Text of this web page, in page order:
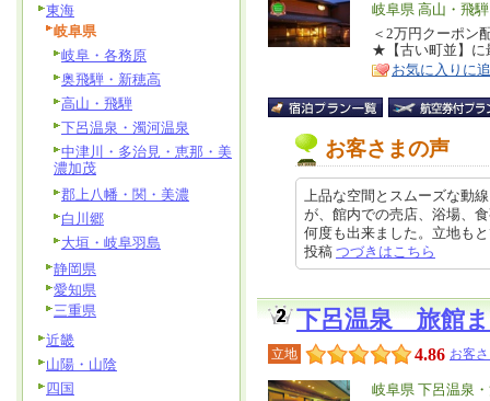
エ
リ
ア
岐阜県 高山・飛騨
特
徴
＜2万円クーポン
★【古い町並】に
お気に入りに
お客さまの声
上品な空間とスムーズな動
が、館内での売店、浴場、
何度も出来ました。立地も
投稿 つづきはこちら
下呂温泉 旅館
立地 4.86 お客
エ
岐阜県 下呂温泉
東海
岐阜県
岐阜・各務原
奥飛騨・新穂高
高山・飛騨
下呂温泉・濁河温泉
中津川・多治見・恵那・美
濃加茂
郡上八幡・関・美濃
白川郷
大垣・岐阜羽島
静岡県
愛知県
三重県
近畿
山陽・山陰
四国